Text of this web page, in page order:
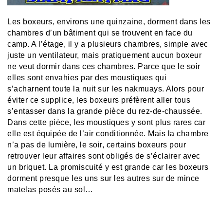
Les boxeurs, environs une quinzaine, dorment dans les
chambres d’un bâtiment qui se trouvent en face du
camp. A l’étage, il y a plusieurs chambres, simple avec
juste un ventilateur, mais pratiquement aucun boxeur
ne veut dormir dans ces chambres. Parce que le soir
elles sont envahies par des moustiques qui
s’acharnent toute la nuit sur les nakmuays. Alors pour
éviter ce supplice, les boxeurs préfèrent aller tous
s’entasser dans la grande pièce du rez-de-chaussée.
Dans cette pièce, les moustiques y sont plus rares car
elle est équipée de l’air conditionnée. Mais la chambre
n’a pas de lumière, le soir, certains boxeurs pour
retrouver leur affaires sont obligés de s’éclairer avec
un briquet. La promiscuité y est grande car les boxeurs
dorment presque les uns sur les autres sur de mince
matelas posés au sol…